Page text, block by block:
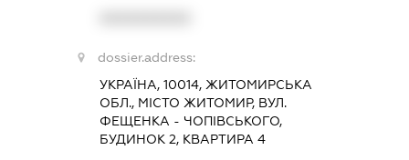
dossier.address:
УКРАЇНА, 10014, ЖИТОМИРСЬКА
ОБЛ., МІСТО ЖИТОМИР, ВУЛ.
ФЕЩЕНКА - ЧОПІВСЬКОГО,
БУДИНОК 2, КВАРТИРА 4